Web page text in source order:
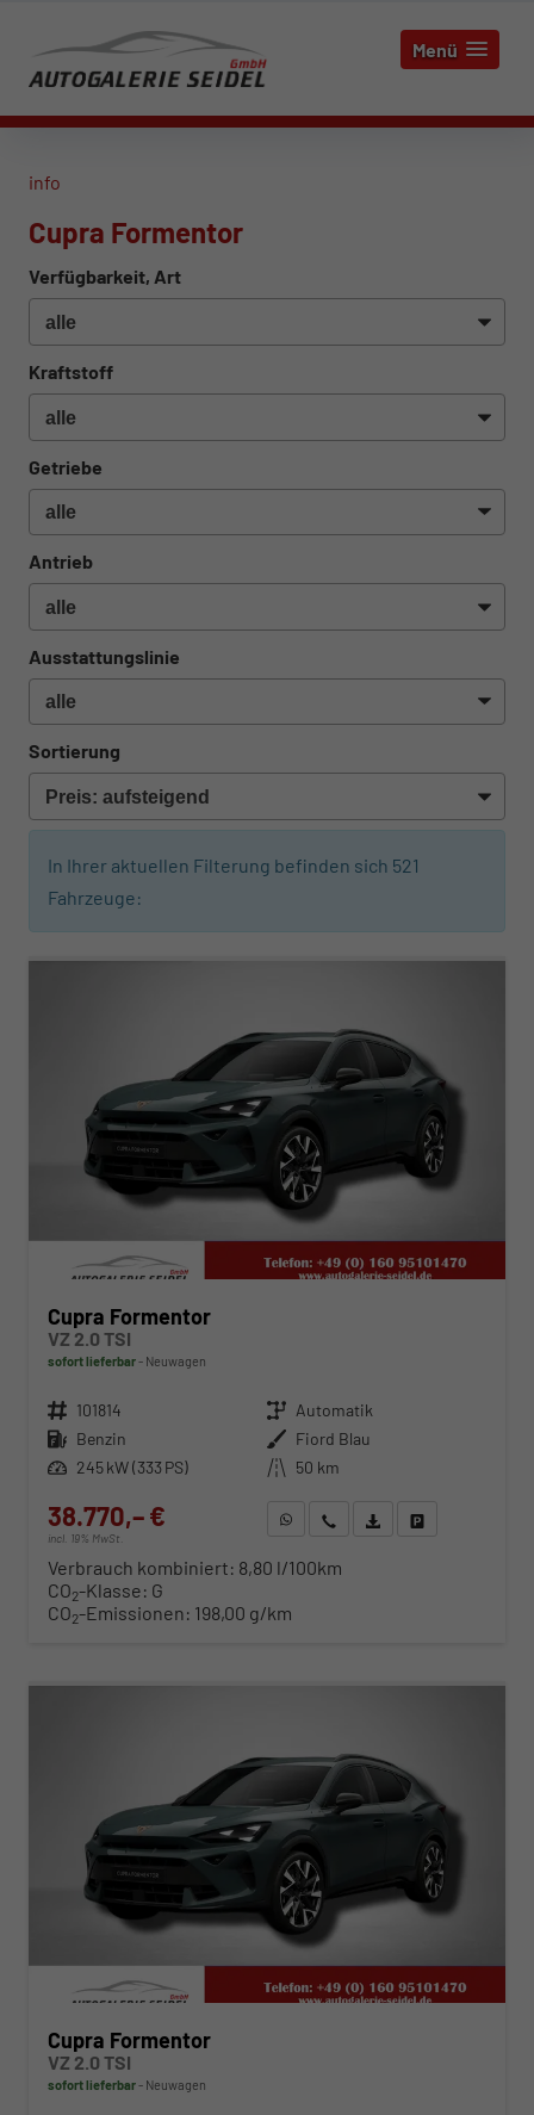
Menü
info
Cupra Formentor
Verfügbarkeit, Art
Kraftstoff
Getriebe
Antrieb
Ausstattungslinie
Sortierung
In Ihrer aktuellen Filterung befinden sich 521
Fahrzeuge:
ab 394,– € mtl.
Cupra Formentor
VZ 2.0 TSI
sofort lieferbar Neuwagen
Fahrzeugnr. 101814 Getriebe Automatik
Kraftstoff Benzin Außenfarbe Fiord Blau
Leistung 245 kW (333 PS) Kilometerstand 50 km
38.770,– €
incl. 19% MwSt.
WhatsApp anfragen
Wir rufen Sie anFahrzeugexposé (PDF)
Verbrauch kombiniert: 8,80 l/100km
CO2-Klasse: G
CO2-Emissionen: 198,00 g/km
Cupra Formentor
VZ 2.0 TSI
sofort lieferbar Neuwagen